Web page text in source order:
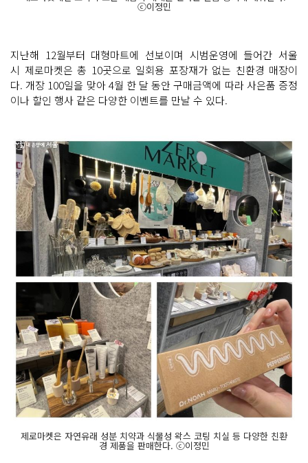
ⓒ이정민
지난해 12월부터 대형마트에 선보이며 시범운영에 들어간 서울
시 제로마켓은 총 10곳으로 일회용 포장재가 없는 친환경 매장이
다. 개장 100일을 맞아 4월 한 달 동안 구매금액에 따라 사은품 증정
이나 할인 행사 같은 다양한 이벤트를 만날 수 있다.
제로마켓은 자연유래 성분 치약과 식물성 왁스 코팅 치실 등 다양한 친환
경 제품을 판매한다. ⓒ이정민